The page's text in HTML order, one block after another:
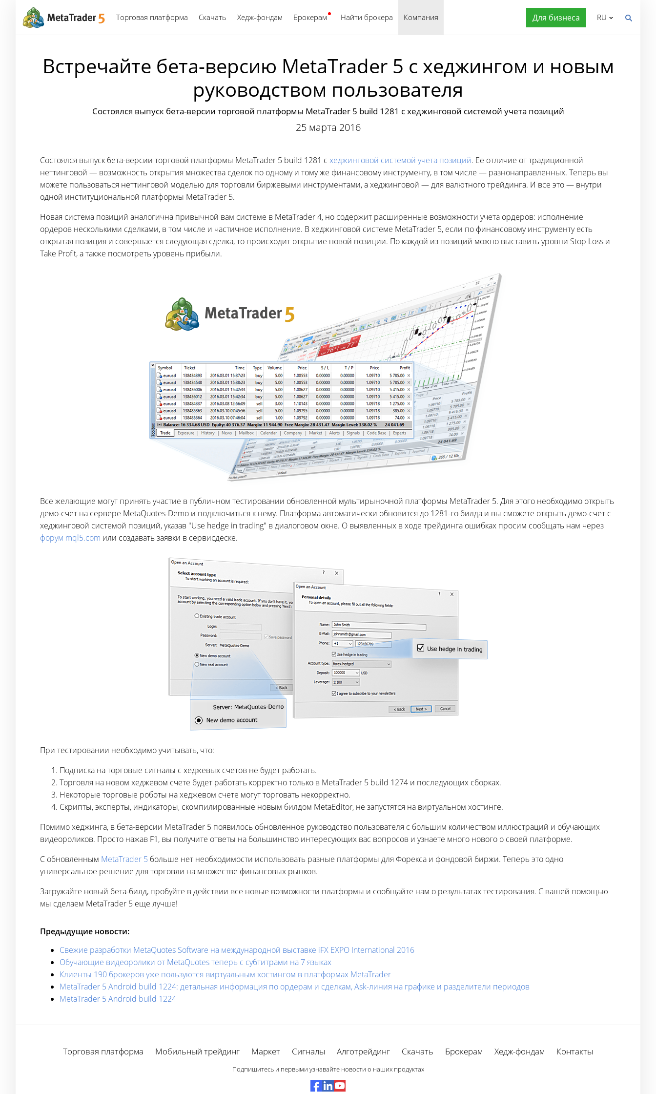
Торговая платформа Скачать Хедж-фондам Брокерам Найти брокера Компания Для бизнеса
Русский RU
Встречайте бета-версию MetaTrader 5 с хеджингом и новым
руководством пользователя
Состоялся выпуск бета-версии торговой платформы MetaTrader 5 build 1281 с хеджинговой системой учета позиций
25 марта 2016
Состоялся выпуск бета-версии торговой платформы MetaTrader 5 build 1281 с хеджинговой системой учета позиций. Ее отличие от традиционной
неттинговой — возможность открытия множества сделок по одному и тому же финансовому инструменту, в том числе — разнонаправленных. Теперь вы
можете пользоваться неттинговой моделью для торговли биржевыми инструментами, а хеджинговой — для валютного трейдинга. И все это — внутри
одной институциональной платформы MetaTrader 5.
Новая система позиций аналогична привычной вам системе в MetaTrader 4, но содержит расширенные возможности учета ордеров: исполнение
ордеров несколькими сделками, в том числе и частичное исполнение. В хеджинговой системе MetaTrader 5, если по финансовому инструменту есть
открытая позиция и совершается следующая сделка, то происходит открытие новой позиции. По каждой из позиций можно выставить уровни Stop Loss и
Take Profit, а также посмотреть уровень прибыли.
Все желающие могут принять участие в публичном тестировании обновленной мультирыночной платформы MetaTrader 5. Для этого необходимо открыть
демо-счет на сервере MetaQuotes-Demo и подключиться к нему. Платформа автоматически обновится до 1281-го билда и вы сможете открыть демо-счет с
хеджинговой системой позиций, указав "Use hedge in trading" в диалоговом окне. О выявленных в ходе трейдинга ошибках просим сообщать нам через
форум mql5.com или создавать заявки в сервисдеске.
При тестировании необходимо учитывать, что:
Подписка на торговые сигналы с хеджевых счетов не будет работать.
Торговля на новом хеджевом счете будет работать корректно только в MetaTrader 5 build 1274 и последующих сборках.
Некоторые торговые роботы на хеджевом счете могут торговать некорректно.
Скрипты, эксперты, индикаторы, скомпилированные новым билдом MetaEditor, не запустятся на виртуальном хостинге.
Помимо хеджинга, в бета-версии MetaTrader 5 появилось обновленное руководство пользователя с большим количеством иллюстраций и обучающих
видеороликов. Просто нажав F1, вы получите ответы на большинство интересующих вас вопросов и узнаете много нового о своей платформе.
С обновленным MetaTrader 5 больше нет необходимости использовать разные платформы для Форекса и фондовой биржи. Теперь это одно
универсальное решение для торговли на множестве финансовых рынков.
Загружайте новый бета-билд, пробуйте в действии все новые возможности платформы и сообщайте нам о результатах тестирования. С вашей помощью
мы сделаем MetaTrader 5 еще лучше!
Предыдущие новости:
Свежие разработки MetaQuotes Software на международной выставке iFX EXPO International 2016
Обучающие видеоролики от MetaQuotes теперь с субтитрами на 7 языках
Клиенты 190 брокеров уже пользуются виртуальным хостингом в платформах MetaTrader
MetaTrader 5 Android build 1224: детальная информация по ордерам и сделкам, Ask-линия на графике и разделители периодов
MetaTrader 5 Android build 1224
Торговая платформа Мобильный трейдинг Маркет Сигналы Алготрейдинг Скачать Брокерам Хедж-фондам Контакты
Подпишитесь и первыми узнавайте новости о наших продуктах